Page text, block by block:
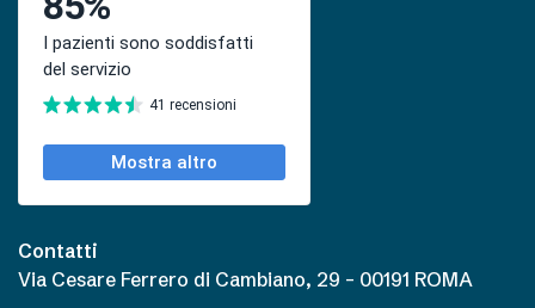
Contatti
Via Cesare Ferrero di Cambiano, 29 – 00191 ROMA